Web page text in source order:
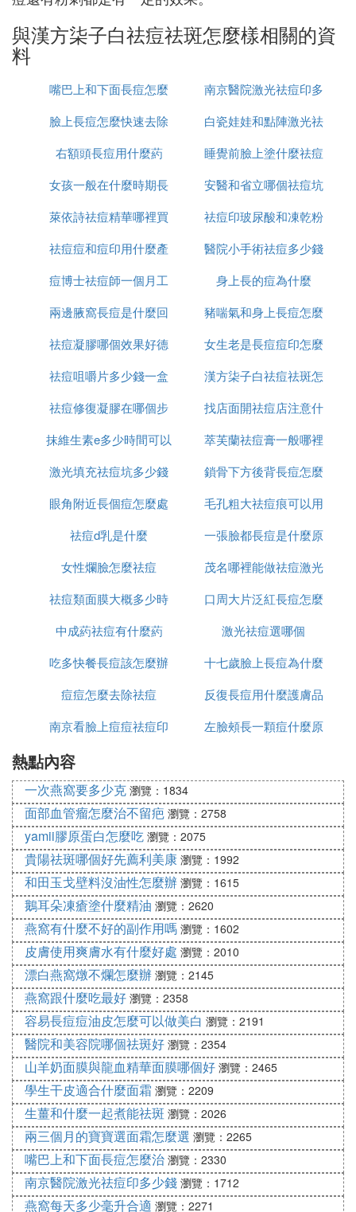
與漢方柒子白祛痘祛斑怎麼樣相關的資
料
嘴巴上和下面長痘怎麼
治
南京醫院激光祛痘印多
少錢
臉上長痘怎麼快速去除
白瓷娃娃和點陣激光祛
痘印哪個好
右額頭長痘用什麼葯
睡覺前臉上塗什麼祛痘
印
女孩一般在什麼時期長
痘
安醫和省立哪個祛痘坑
痘印好
萊依詩祛痘精華哪裡買
祛痘印玻尿酸和凍乾粉
哪個好
祛痘痘和痘印用什麼產
品
醫院小手術祛痘多少錢
一次
痘博士祛痘師一個月工
資多少
身上長的痘為什麼
兩邊腋窩長痘是什麼回
事
豬喘氣和身上長痘怎麼
治療
祛痘凝膠哪個效果好德
國
女生老是長痘痘印怎麼
辦
祛痘咀嚼片多少錢一盒
漢方柒子白祛痘祛斑怎
麼樣
祛痘修復凝膠在哪個步
驟使用
找店面開祛痘店注意什
麼
抹維生素e多少時間可以
祛痘坑
萃芙蘭祛痘膏一般哪裡
有賣
激光填充祛痘坑多少錢
鎖骨下方後背長痘怎麼
消除
眼角附近長個痘怎麼處
理
毛孔粗大祛痘痕可以用
什麼
祛痘d乳是什麼
一張臉都長痘是什麼原
因
女性爛臉怎麼祛痘
茂名哪裡能做祛痘激光
祛痘類面膜大概多少時
間用一次
口周大片泛紅長痘怎麼
辦
中成葯祛痘有什麼葯
激光祛痘選哪個
吃多快餐長痘該怎麼辦
十七歲臉上長痘為什麼
痘痘怎麼去除祛痘
反復長痘用什麼護膚品
祛痘
南京看臉上痘痘祛痘印
左臉頰長一顆痘什麼原
熱點內容
一次燕窩要多少克 瀏覽：1834
面部血管瘤怎麼治不留疤 瀏覽：2758
yamii膠原蛋白怎麼吃 瀏覽：2075
貴陽祛斑哪個好先薦利美康 瀏覽：1992
和田玉戈壁料沒油性怎麼辦 瀏覽：1615
鵝耳朵凍瘡塗什麼精油 瀏覽：2620
燕窩有什麼不好的副作用嗎 瀏覽：1602
皮膚使用爽膚水有什麼好處 瀏覽：2010
漂白燕窩燉不爛怎麼辦 瀏覽：2145
燕窩跟什麼吃最好 瀏覽：2358
容易長痘痘油皮怎麼可以做美白 瀏覽：2191
醫院和美容院哪個祛斑好 瀏覽：2354
山羊奶面膜與龍血精華面膜哪個好 瀏覽：2465
學生干皮適合什麼面霜 瀏覽：2209
生薑和什麼一起煮能祛斑 瀏覽：2026
兩三個月的寶寶選面霜怎麼選 瀏覽：2265
嘴巴上和下面長痘怎麼治 瀏覽：2330
南京醫院激光祛痘印多少錢 瀏覽：1712
燕窩每天多少毫升合適 瀏覽：2271